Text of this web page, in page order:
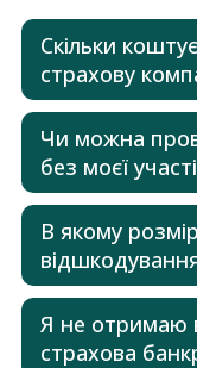
Скільки
страхову
Чи можна
без моєї
В якому
Я не отримаю
страхова